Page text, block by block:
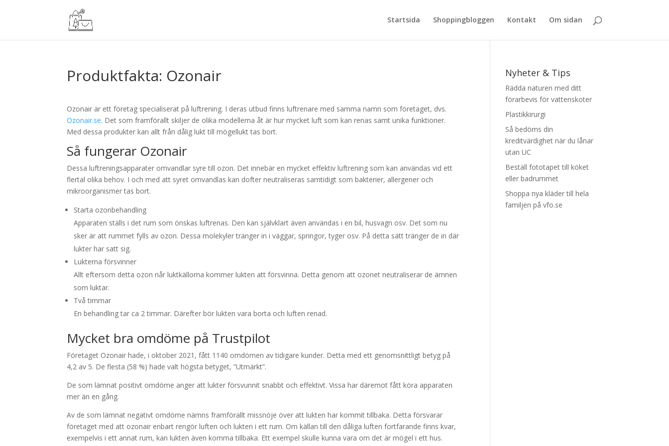
Startsida Shoppingbloggen Kontakt Om sidan
Produktfakta: Ozonair
Ozonair är ett företag specialiserat på luftrening. I deras utbud finns luftrenare med samma namn som företaget, dvs.
Ozonair.se. Det som framförallt skiljer de olika modellerna åt är hur mycket luft som kan renas samt unika funktioner.
Med dessa produkter kan allt från dålig lukt till mögellukt tas bort.
Så fungerar Ozonair
Dessa luftreningsapparater omvandlar syre till ozon. Det innebär en mycket effektiv luftrening som kan användas vid ett
flertal olika behov. I och med att syret omvandlas kan dofter neutraliseras samtidigt som bakterier, allergener och
mikroorganismer tas bort.
Starta ozonbehandling
Apparaten ställs i det rum som önskas luftrenas. Den kan självklart även användas i en bil, husvagn osv. Det som nu
sker är att rummet fylls av ozon. Dessa molekyler tränger in i väggar, springor, tyger osv. På detta sätt tränger de in där
lukter har satt sig.
Lukterna försvinner
Allt eftersom detta ozon når luktkällorna kommer lukten att försvinna. Detta genom att ozonet neutraliserar de ämnen
som luktar.
Två timmar
En behandling tar ca 2 timmar. Därefter bör lukten vara borta och luften renad.
Mycket bra omdöme på Trustpilot
Företaget Ozonair hade, i oktober 2021, fått 1140 omdömen av tidigare kunder. Detta med ett genomsnittligt betyg på
4,2 av 5. De flesta (58 %) hade valt högsta betyget, ”Utmärkt”.
De som lämnat positivt omdöme anger att lukter försvunnit snabbt och effektivt. Vissa har däremot fått köra apparaten
mer än en gång.
Av de som lämnat negativt omdöme nämns framförallt missnöje över att lukten har kommit tillbaka. Detta försvarar
företaget med att ozonair enbart rengör luften och lukten i ett rum. Om källan till den dåliga luften fortfarande finns kvar,
exempelvis i ett annat rum, kan lukten även komma tillbaka. Ett exempel skulle kunna vara om det är mögel i ett hus.
Nyheter & Tips
Rädda naturen med ditt
förarbevis för vattenskoter
Plastikkirurgi
Så bedöms din
kreditvärdighet när du lånar
utan UC
Beställ fototapet till köket
eller badrummet
Shoppa nya kläder till hela
familjen på vfo.se